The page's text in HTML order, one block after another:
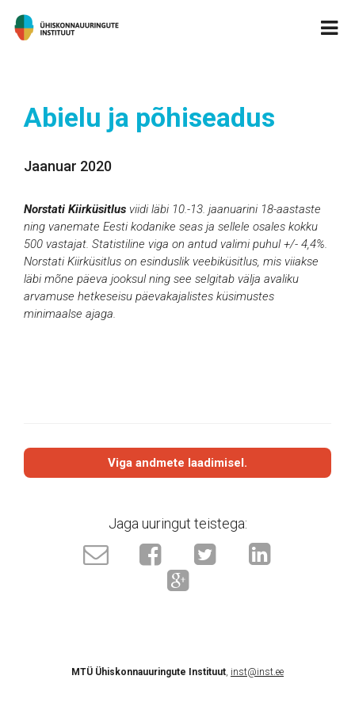
Abielu ja põhiseadus
Jaanuar 2020
Norstati Kiirküsitlus viidi läbi 10.-13. jaanuarini 18-aastaste
ning vanemate Eesti kodanike seas ja sellele osales kokku
500 vastajat. Statistiline viga on antud valimi puhul +/- 4,4%.
Norstati Kiirküsitlus on esinduslik veebiküsitlus, mis viiakse
läbi mõne päeva jooksul ning see selgitab välja avaliku
arvamuse hetkeseisu päevakajalistes küsimustes
minimaalse ajaga.
Viga andmete laadimisel.
Jaga uuringut teistega:
MTÜ Ühiskonnauuringute Instituut, inst@inst.ee